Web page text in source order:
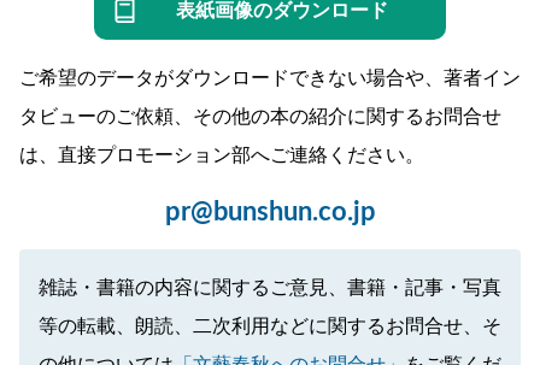
表紙画像のダウンロード
ご希望のデータがダウンロードできない場合や、著者イン
タビューのご依頼、その他の本の紹介に関するお問合せ
は、直接プロモーション部へご連絡ください。
pr@bunshun.co.jp
雑誌・書籍の内容に関するご意見、書籍・記事・写真
等の転載、朗読、二次利用などに関するお問合せ、そ